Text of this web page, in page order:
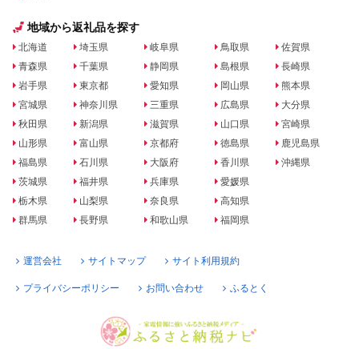
地域から返礼品を探す
北海道
青森県
岩手県
宮城県
秋田県
山形県
福島県
茨城県
栃木県
群馬県
埼玉県
千葉県
東京都
神奈川県
新潟県
富山県
石川県
福井県
山梨県
長野県
岐阜県
静岡県
愛知県
三重県
滋賀県
京都府
大阪府
兵庫県
奈良県
和歌山県
鳥取県
島根県
岡山県
広島県
山口県
徳島県
香川県
愛媛県
高知県
福岡県
佐賀県
長崎県
熊本県
大分県
宮崎県
鹿児島県
沖縄県
運営会社 サイトマップ サイト利用規約
プライバシーポリシー お問い合わせ ふるとく